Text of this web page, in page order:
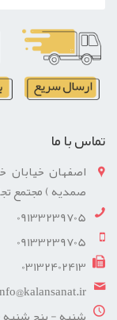
تماس با ما
اصفهان
صمدیه ) مجتمع
09133239705
09133239705
03132402413